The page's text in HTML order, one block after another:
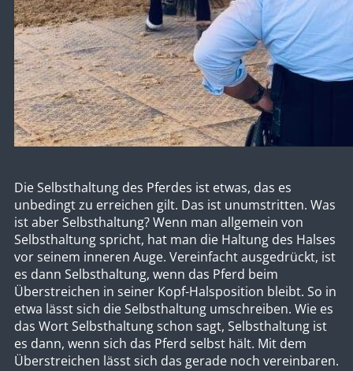
Die Selbsthaltung des Pferdes ist etwas, das es
unbedingt zu erreichen gilt. Das ist unumstritten. Was
ist aber Selbsthaltung? Wenn man allgemein von
Selbsthaltung spricht, hat man die Haltung des Halses
vor seinem inneren Auge. Vereinfacht ausgedrückt, ist
es dann Selbsthaltung, wenn das Pferd beim
Überstreichen in seiner Kopf-Halsposition bleibt. So in
etwa lässt sich die Selbsthaltung umschreiben. Wie es
das Wort Selbsthaltung schon sagt, Selbsthaltung ist
es dann, wenn sich das Pferd selbst hält. Mit dem
Überstreichen lässt sich das gerade noch vereinbaren.